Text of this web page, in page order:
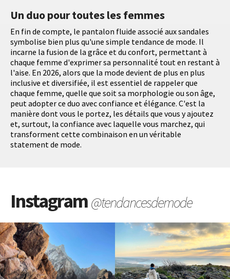
Un duo pour toutes les femmes
En fin de compte, le pantalon fluide associé aux sandales
symbolise bien plus qu'une simple tendance de mode. Il
incarne la fusion de la grâce et du confort, permettant à
chaque femme d'exprimer sa personnalité tout en restant à
l'aise. En 2026, alors que la mode devient de plus en plus
inclusive et diversifiée, il est essentiel de rappeler que
chaque femme, quelle que soit sa morphologie ou son âge,
peut adopter ce duo avec confiance et élégance. C'est la
manière dont vous le portez, les détails que vous y ajoutez
et, surtout, la confiance avec laquelle vous marchez, qui
transforment cette combinaison en un véritable
statement de mode.
Instagram@tendancesdemode